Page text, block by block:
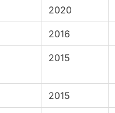
2020
2016
2015
2015